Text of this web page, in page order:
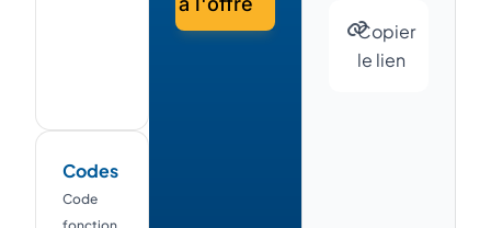
Codes
Code
Copier
le lien